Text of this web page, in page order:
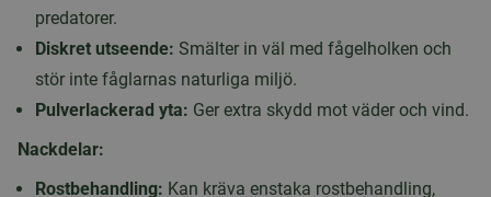
predatorer.
Diskret utseende: Smälter in väl med fågelholken och
stör inte fåglarnas naturliga miljö.
Pulverlackerad yta: Ger extra skydd mot väder och vind.
Nackdelar:
Rostbehandling: Kan kräva enstaka rostbehandling,